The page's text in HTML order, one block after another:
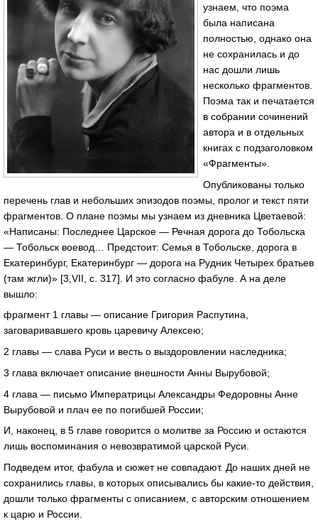
узнаем, что поэма
была написана
полностью, однако она
не сохранилась и до
нас дошли лишь
несколько фрагментов.
Поэма так и печатается
в собрании сочинений
автора и в отдельных
книгах с подзаголовком
«Фрагменты».
Опубликованы только
перечень глав и небольших эпизодов поэмы, пролог и текст пяти
фрагментов. О плане поэмы мы узнаем из дневника Цветаевой:
«Написаны: Последнее Царское — Речная дорога до Тобольска
— Тобольск воевод… Предстоит: Семья в Тобольске, дорога в
Екатеринбург, Екатеринбург — дорога на Рудник Четырех братьев
(там жгли)» [3,VII, с. 317]. И это согласно фабуле. А на деле
вышло:
фрагмент 1 главы — описание Григория Распутина,
заговаривавшего кровь царевичу Алексею;
2 главы — слава Руси и весть о выздоровлении наследника;
3 глава включает описание внешности Анны Вырубовой;
4 глава — письмо Императрицы Александры Федоровны Анне
Вырубовой и плач ее по погибшей России;
И, наконец, в 5 главе говорится о молитве за Россию и остаются
лишь воспоминания о невозвратимой царской Руси.
Подведем итог, фабула и сюжет не совпадают. До наших дней не
сохранились главы, в которых описывались бы какие-то действия,
дошли только фрагменты с описанием, с авторским отношением
к царю и России.